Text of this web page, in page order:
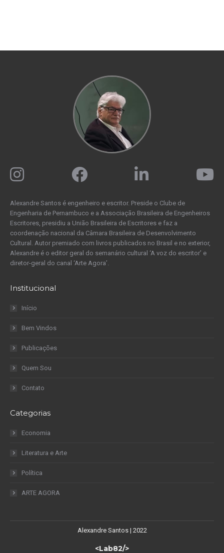
Alexandre Santos é engenheiro e escritor. Preside o Clube de
Engenharia de Pernambuco e a Associação Brasileira de Engenheiros
Escritores, presidiu a União Brasileira de Escritores e faz a
coordenação nacional da Câmara Brasileira de Desenvolvimento
Cultural. Autor premiado com livros publicados no Brasil e no exterior,
Alexandre é o editor geral do semanário cultural ‘A voz do escritor’ e
diretor-geral do canal ‘Arte Agora’.
Institucional
Início
Bem Vindos
Publicações
Quem Sou
Contato
Categorias
Economia
Literatura e Arte
Política
ARTE AGORA
Alexandre Santos | 2022
<Lab82/>